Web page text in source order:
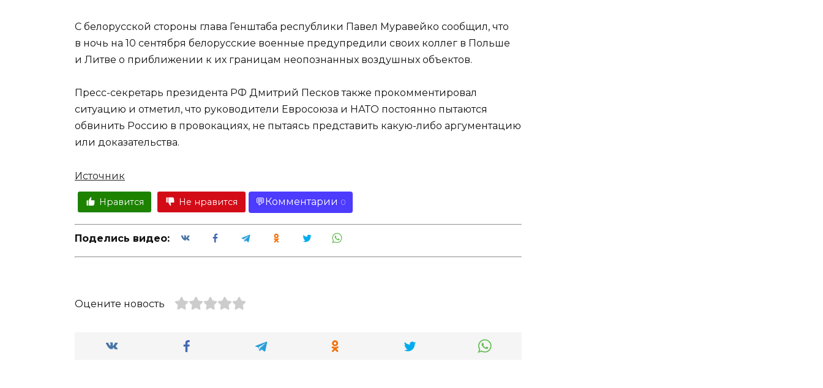
С белорусской стороны глава Генштаба республики Павел Муравейко сообщил, что
в ночь на 10 сентября белорусские военные предупредили своих коллег в Польше
и Литве о приближении к их границам неопознанных воздушных объектов.
Пресс-секретарь президента РФ Дмитрий Песков также прокомментировал
ситуацию и отметил, что руководители Евросоюза и НАТО постоянно пытаются
обвинить Россию в провокациях, не пытаясь представить какую-либо аргументацию
или доказательства.
Источник
Нравится Не нравится Комментарии 0
Поделись видео:
Оцените новость